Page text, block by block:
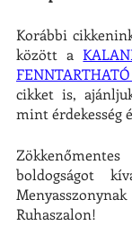
Korábbi
között a
cikket is,
mint érdekesség
boldogságot
Ruhaszalon!